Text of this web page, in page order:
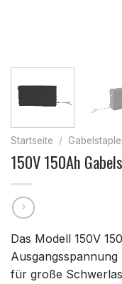
Startseite /
150V 150Ah
Das Modell 150V
für große